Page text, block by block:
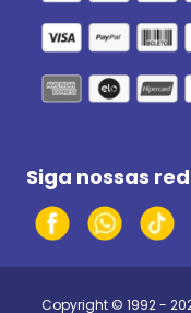
Siga nossas
Copyright © 1992 -